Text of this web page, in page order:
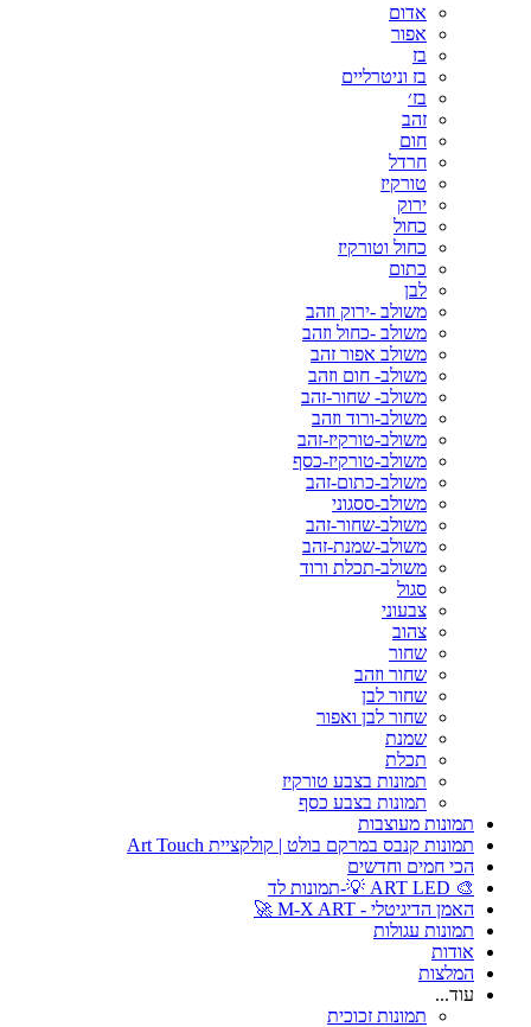
אדום
אפור
בז
בז וניטרליים
בז׳
זהב
חום
חרדל
טורקיז
ירוק
כחול
כחול וטורקיז
כתום
לבן
משולב -ירוק וזהב
משולב -כחול וזהב
משולב אפור זהב
משולב- חום וזהב
משולב- שחור-זהב
משולב-ורוד וזהב
משולב-טורקיז-זהב
משולב-טורקיז-כסף
משולב-כתום-זהב
משולב-ססגוני
משולב-שחור-זהב
משולב-שמנת-זהב
משולב-תכלת ורוד
סגול
צבעוני
צהוב
שחור
שחור וזהב
שחור לבן
שחור לבן ואפור
שמנת
תכלת
תמונות בצבע טורקיז
תמונות בצבע כסף
תמונות מעוצבות
תמונות קנבס במרקם בולט | קולקציית Art Touch
הכי חמים וחדשים
🎨 ART LED 💡-תמונות לד
האמן הדיגיטלי - M-X ART 🚀
תמונות עגולות
אודות
המלצות
עוד...
תמונות זכוכית